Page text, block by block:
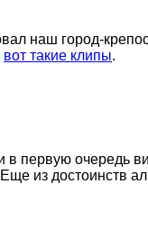
наш город-
вот такие клипы.
первую очередь
из достоинств